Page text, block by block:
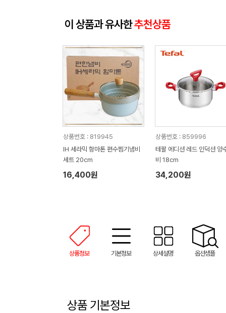
이 상품과 유사한추천상품
상품번호 : 819945
IH 세라믹 함마톤 편수찜기냄비
세트 20cm
16,400원
상품번호 : 859996
테팔 에디션 레드 인덕션 양
비 18cm
34,200원
상품정보 기본정보 상세설명 옵션샘플
상품 기본정보